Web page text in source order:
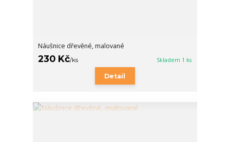
Náušnice dřevěné, malované
230 Kč/ks Skladem 1 ks
Detail